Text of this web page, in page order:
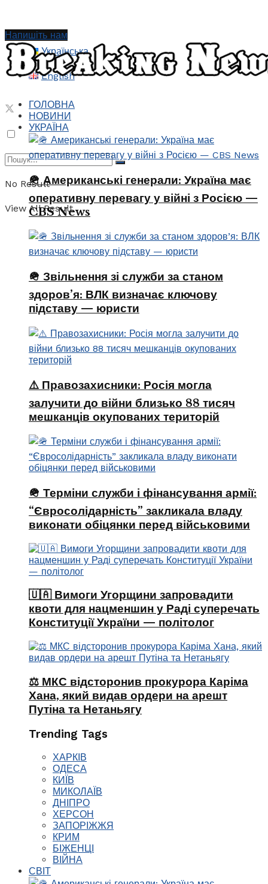
Українська
English
No Result
View All Result
Напишіть нам
ГОЛОВНА
НОВИНИ
УКРАЇНА
🪖 Американські генерали: Україна має
оперативну перевагу у війні з Росією —
CBS News
🪖 Звільнення зі служби за станом
здоров’я: ВЛК визначає ключову
підставу — юристи
⚠️ Правозахисники: Росія могла
залучити до війни близько 88 тисяч
мешканців окупованих територій
🪖 Терміни служби і фінансування армії:
“Євросолідарність” закликала владу
виконати обіцянки перед військовими
🇺🇦 Вимоги Угорщини запровадити
квоти для нацменшин у Раді суперечать
Конституції України — політолог
⚖️ МКС відсторонив прокурора Каріма
Хана, який видав ордери на арешт
Путіна та Нетаньягу
Trending Tags
ХАРКІВ
ОДЕСА
КИЇВ
МИКОЛАЇВ
ДНІПРО
ХЕРСОН
ЗАПОРІЖЖЯ
КРИМ
БІЖЕНЦІ
ВІЙНА
СВІТ